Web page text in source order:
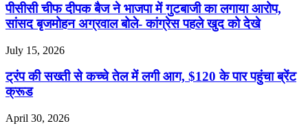
पीसीसी चीफ दीपक बैज ने भाजपा में गुटबाजी का लगाया आरोप,
सांसद बृजमोहन अग्रवाल बोले- कांग्रेस पहले खुद को देखे
July 15, 2026
ट्रंप की सख्ती से कच्चे तेल में लगी आग, $120 के पार पहुंचा ब्रेंट
क्रूड
April 30, 2026